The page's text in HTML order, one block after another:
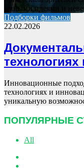
умными идеями и
Подборки фильмов
22.02.2026
Инновационные
технологиях и
уникальную
ПОПУЛЯРНЫЕ
All